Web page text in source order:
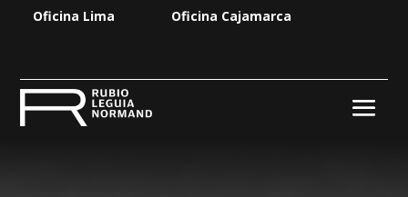
Oficina Lima Oficina Cajamarca